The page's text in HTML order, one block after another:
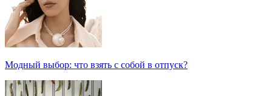
Модный выбор: что взять с собой в отпуск?